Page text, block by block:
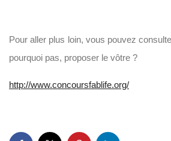
Pour aller plus loin, vous pouvez
pourquoi pas, proposer le vôtre ?
http://www.concoursfablife.org/